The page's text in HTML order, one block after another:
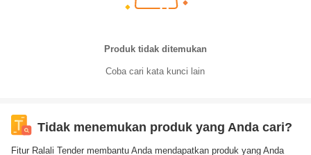
Produk tidak ditemukan
Coba cari kata kunci lain
Tidak menemukan produk yang Anda cari?
Fitur Ralali Tender membantu Anda mendapatkan produk yang Anda